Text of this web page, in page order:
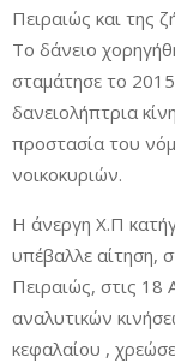
Πειραιώς και της
Το δάνειο
σταμάτησε το
δανειολήπτρια
προστασία του
νοικοκυριών.
Η άνεργη Χ.Π
υπέβαλλε αίτηση,
Πειραιώς, στις 18
αναλυτικών
κεφαλαίου ,